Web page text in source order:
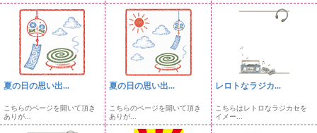
夏の日の思い出...
こちらのページを開いて頂き
ありが...
夏の日の思い出...
こちらのページを開いて頂き
ありが...
レロトなラジカ...
こちらはレトロなラジカセを
イメー...